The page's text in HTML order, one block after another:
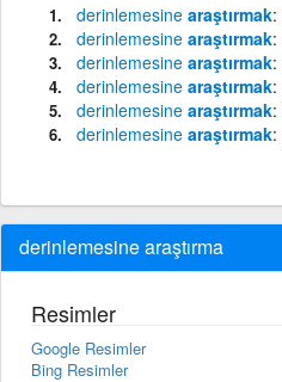
derinlemesine araştırmak
derinlemesine araştırmak
derinlemesine araştırmak
derinlemesine araştırmak
derinlemesine araştırmak
derinlemesine araştırmak
derinlemesine araştırma
Resimler
Google Resimler
Bing Resimler